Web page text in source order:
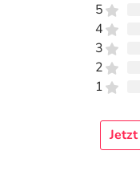
5
4
3
2
1